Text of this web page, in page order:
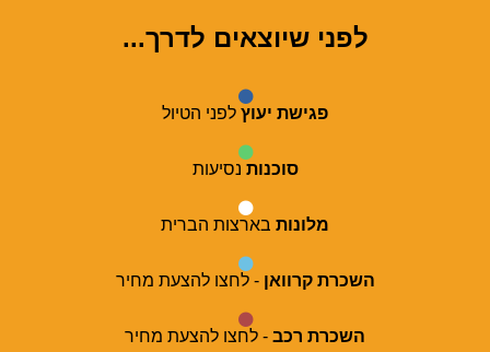
לפני שיוצאים לדרך...
פגישת יעוץ לפני הטיול
סוכנות נסיעות
מלונות בארצות הברית
השכרת קרוואן - לחצו להצעת מחיר
השכרת רכב - לחצו להצעת מחיר